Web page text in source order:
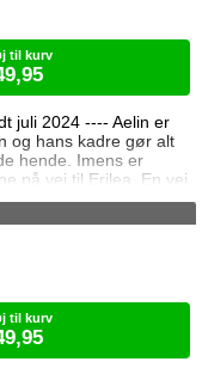
at Valkerne er fulgt
juli 2024 ---- Aelin er
og hans kadre gør alt
hende. Imens er
på vej til Erilea. En vej
barndomshjem
fremrykkende
den aftale Aelin og
Dorian og Manon
til kurv
til kurv